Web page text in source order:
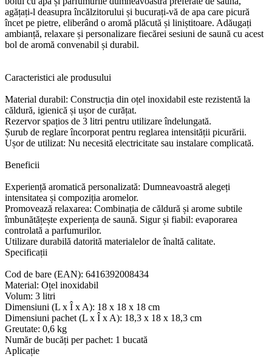
agățați-l deasupra încălzitorului și bucurați-vă de apa care picură
încet pe pietre, eliberând o aromă plăcută și liniștitoare. Adăugați
ambianță, relaxare și personalizare fiecărei sesiuni de saună cu acest
bol de aromă convenabil și durabil.
Caracteristici ale produsului
Material durabil: Construcția din oțel inoxidabil este rezistentă la
căldură, igienică și ușor de curățat.
Rezervor spațios de 3 litri pentru utilizare îndelungată.
Șurub de reglare încorporat pentru reglarea intensității picurării.
Ușor de utilizat: Nu necesită electricitate sau instalare complicată.
Beneficii
Experiență aromatică personalizată: Dumneavoastră alegeți
intensitatea și compoziția aromelor.
Promovează relaxarea: Combinația de căldură și arome subtile
îmbunătățește experiența de saună. Sigur și fiabil: evaporarea
controlată a parfumurilor.
Utilizare durabilă datorită materialelor de înaltă calitate.
Specificații
Cod de bare (EAN): 6416392008434
Material: Oțel inoxidabil
Volum: 3 litri
Dimensiuni (L x Î x A): 18 x 18 x 18 cm
Dimensiuni pachet (L x Î x A): 18,3 x 18 x 18,3 cm
Greutate: 0,6 kg
Număr de bucăți per pachet: 1 bucată
Aplicație